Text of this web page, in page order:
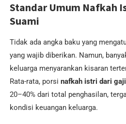
Standar Umum Nafkah
Suami
Tidak ada angka baku yang
yang wajib diberikan. Namun,
keluarga menyarankan kisaran
Rata-rata, porsi nafkah istri dari
20–40% dari total penghasilan,
kondisi keuangan keluarga.